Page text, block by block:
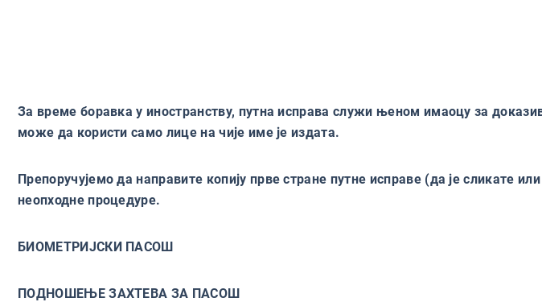
За време боравка у иностранству, путна исправа служи њеном имаоцу за
може да користи само лице на чије име је издата.
Препоручујемо да направите копију прве стране путне исправе (да је сликате
неопходне процедуре.
БИОМЕТРИЈСКИ ПАСОШ
ПОДНОШЕЊЕ ЗАХТЕВА ЗА ПАСОШ